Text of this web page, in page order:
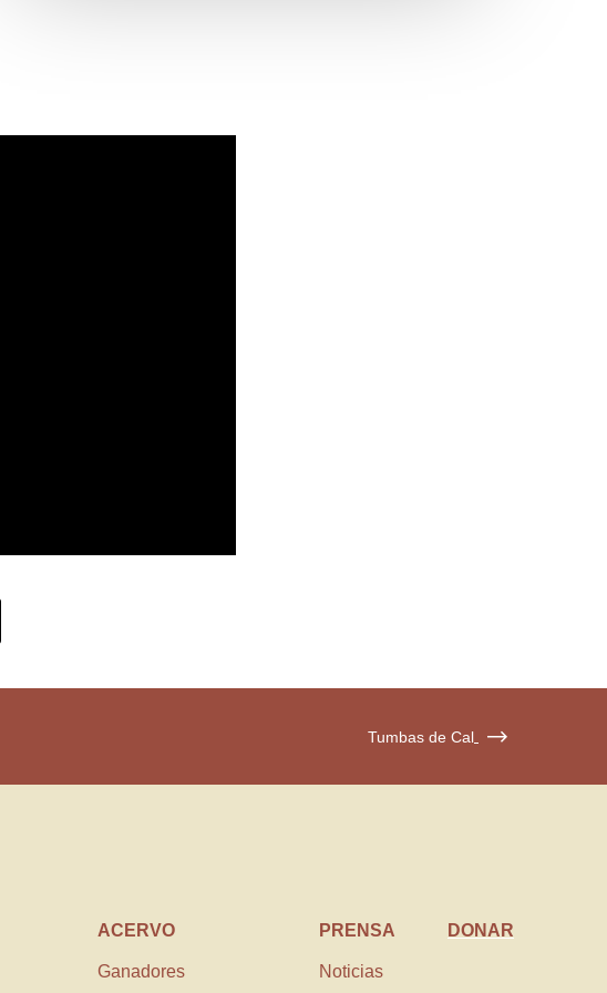
Tumbas de Cal
ACERVO
Ganadores
PRENSA
Noticias
DONAR